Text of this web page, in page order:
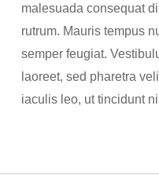
malesuada consequat
rutrum. Mauris tempus
semper feugiat.
laoreet, sed pharetra
iaculis leo, ut tincidunt